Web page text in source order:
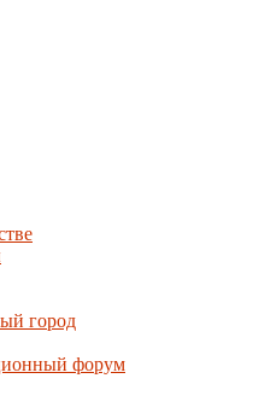
город
форум